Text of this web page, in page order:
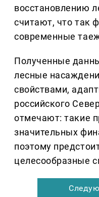
восстановлению
считают, что так
современные
Полученные
лесные
свойствами,
российского
отмечают: такие
значительных
поэтому
целесообразные